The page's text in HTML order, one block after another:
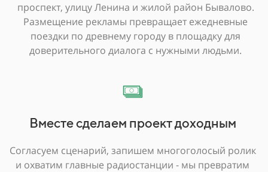
проспект, улицу Ленина и жилой район Бывалово.
Размещение рекламы превращает ежедневные
поездки по древнему городу в площадку для
доверительного диалога с нужными людьми.
Вместе сделаем проект доходным
Согласуем сценарий, запишем многоголосый ролик
и охватим главные радиостанции - мы превратим